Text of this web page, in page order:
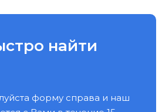
найти
форму справа и наш